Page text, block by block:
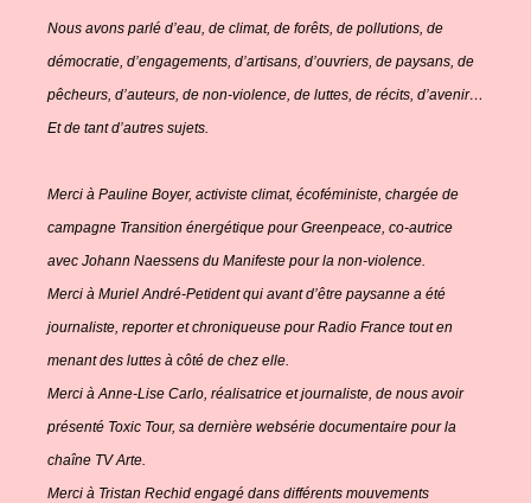
Nous avons parlé d’eau, de climat, de forêts, de pollutions, de
démocratie, d’engagements, d’artisans, d’ouvriers, de paysans, de
pêcheurs, d’auteurs, de non-violence, de luttes, de récits, d’avenir…
Et de tant d’autres sujets.
Merci à Pauline Boyer, activiste climat, écoféministe, chargée de
campagne Transition énergétique pour Greenpeace, co-autrice
avec Johann Naessens du Manifeste pour la non-violence.
Merci à Muriel André-Petident qui avant d’être paysanne a été
journaliste, reporter et chroniqueuse pour Radio France tout en
menant des luttes à côté de chez elle.
Merci à Anne-Lise Carlo, réalisatrice et journaliste, de nous avoir
présenté Toxic Tour, sa dernière websérie documentaire pour la
chaîne TV Arte.
Merci à Tristan Rechid engagé dans différents mouvements